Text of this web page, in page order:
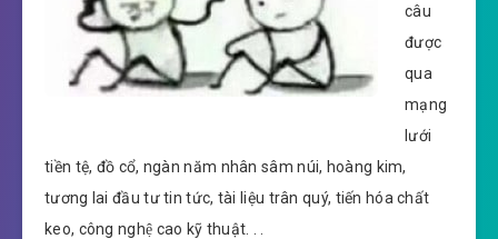
câu
được
qua
mạng
lưới
tiền tệ, đồ cổ, ngàn năm nhân sâm núi, hoàng kim,
tương lai đầu tư tin tức, tài liệu trân quý, tiến hóa chất
keo, công nghệ cao kỹ thuật. . .